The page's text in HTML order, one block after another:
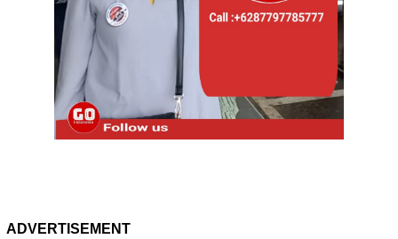
ADVERTISEMENT